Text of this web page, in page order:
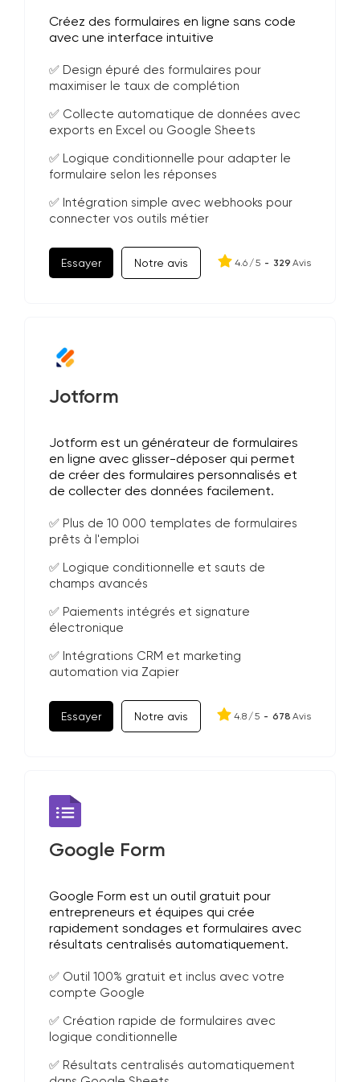
Créez des formulaires en ligne sans code
avec une interface intuitive
✅ Design épuré des formulaires pour
maximiser le taux de complétion
✅ Collecte automatique de données avec
exports en Excel ou Google Sheets
✅ Logique conditionnelle pour adapter le
formulaire selon les réponses
✅ Intégration simple avec webhooks pour
connecter vos outils métier
Essayer Notre avis 4.6 /5 - 329 Avis
Jotform
Jotform est un générateur de formulaires
en ligne avec glisser-déposer qui permet
de créer des formulaires personnalisés et
de collecter des données facilement.
✅ Plus de 10 000 templates de formulaires
prêts à l'emploi
✅ Logique conditionnelle et sauts de
champs avancés
✅ Paiements intégrés et signature
électronique
✅ Intégrations CRM et marketing
automation via Zapier
Essayer Notre avis 4.8 /5 - 678 Avis
Google Form
Google Form est un outil gratuit pour
entrepreneurs et équipes qui crée
rapidement sondages et formulaires avec
résultats centralisés automatiquement.
✅ Outil 100% gratuit et inclus avec votre
compte Google
✅ Création rapide de formulaires avec
logique conditionnelle
✅ Résultats centralisés automatiquement